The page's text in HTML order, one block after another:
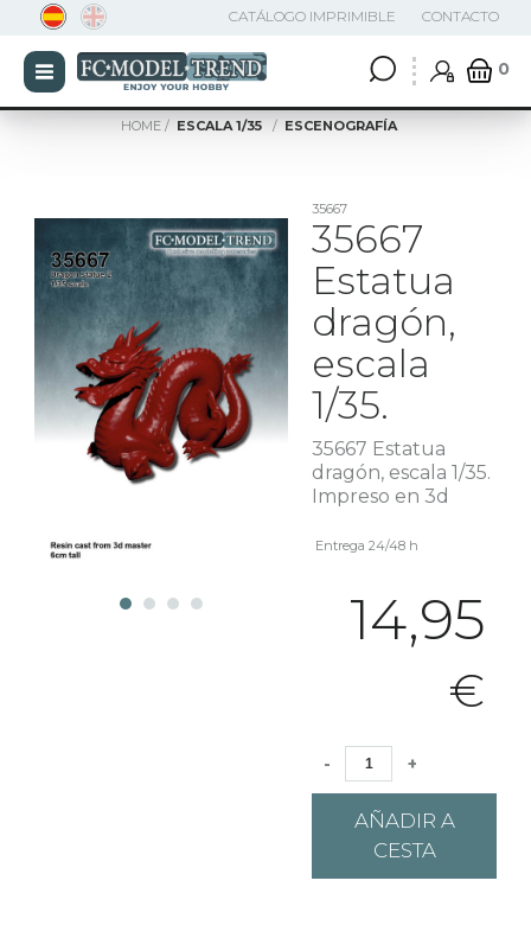
0
CATÁLOGO IMPRIMIBLE CONTACTO
HOME ESCALA 1/35 ESCENOGRAFÍA
35667
35667
Estatua
dragón,
escala
1/35.
35667 Estatua
dragón, escala 1/35.
Impreso en 3d
Entrega 24/48 h
14,95
€
- +
AÑADIR A
CESTA